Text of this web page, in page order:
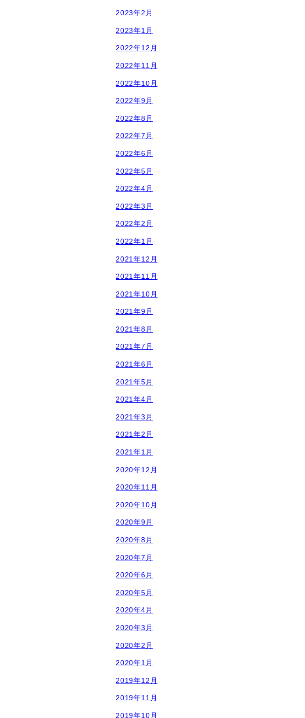
2023年2月
2023年1月
2022年12月
2022年11月
2022年10月
2022年9月
2022年8月
2022年7月
2022年6月
2022年5月
2022年4月
2022年3月
2022年2月
2022年1月
2021年12月
2021年11月
2021年10月
2021年9月
2021年8月
2021年7月
2021年6月
2021年5月
2021年4月
2021年3月
2021年2月
2021年1月
2020年12月
2020年11月
2020年10月
2020年9月
2020年8月
2020年7月
2020年6月
2020年5月
2020年4月
2020年3月
2020年2月
2020年1月
2019年12月
2019年11月
2019年10月